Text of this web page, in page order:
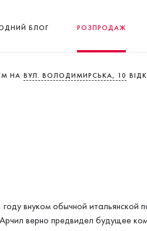
БЛОГ РОЗПРОДАЖ
НА ВУЛ. ВОЛОДИМИРСЬКА, 10
внуком обычной итальянской
верно предвидел будущее